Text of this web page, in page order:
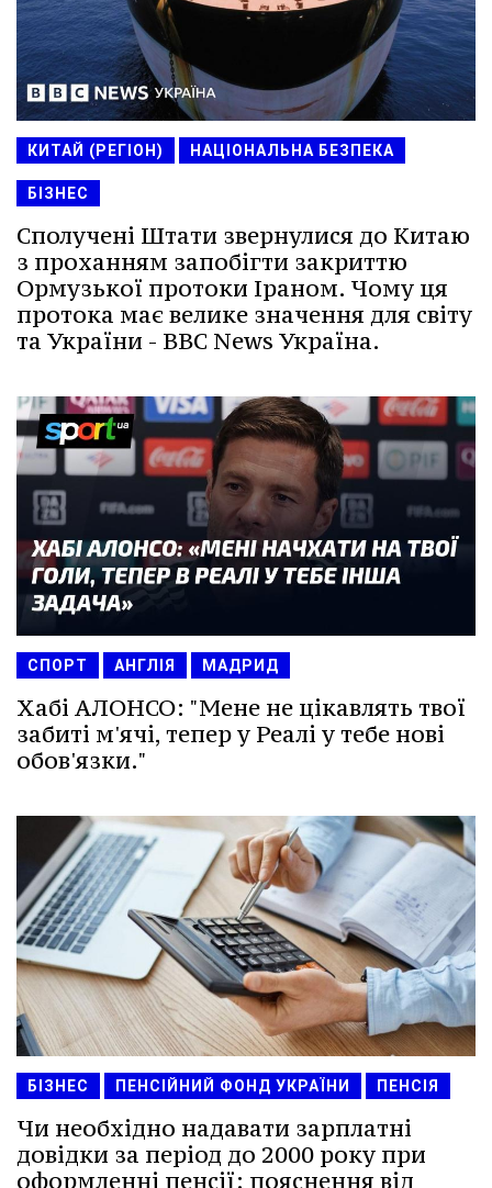
КИТАЙ (РЕГІОН) НАЦІОНАЛЬНА БЕЗПЕКА
БІЗНЕС
Сполучені Штати звернулися до Китаю
з проханням запобігти закриттю
Ормузької протоки Іраном. Чому ця
протока має велике значення для світу
та України - BBC News Україна.
СПОРТ АНГЛІЯ МАДРИД
Хабі АЛОНСО: "Мене не цікавлять твої
забиті м'ячі, тепер у Реалі у тебе нові
обов'язки."
БІЗНЕС ПЕНСІЙНИЙ ФОНД УКРАЇНИ ПЕНСІЯ
Чи необхідно надавати зарплатні
довідки за період до 2000 року при
оформленні пенсії: пояснення від